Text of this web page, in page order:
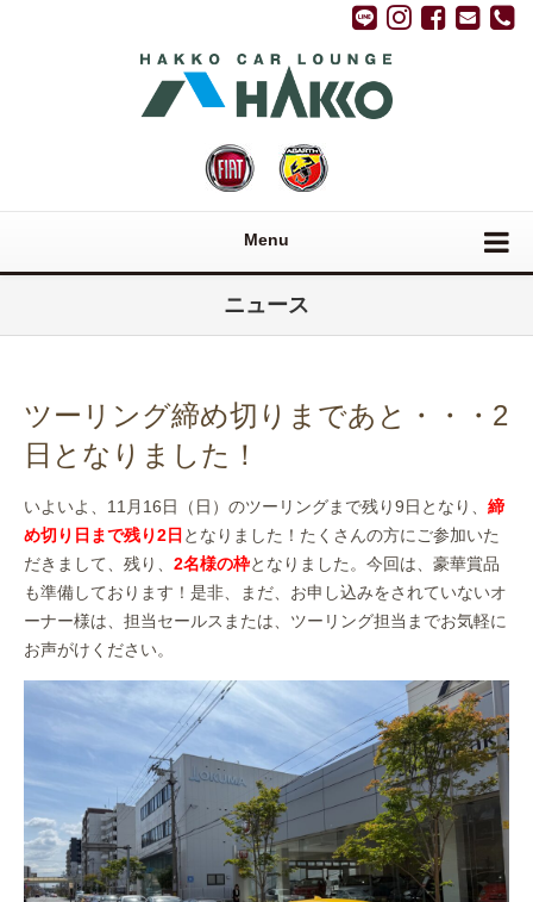
Menu
ニュース
ツーリング締め切りまであと・・・2
日となりました！
いよいよ、11月16日（日）のツーリングまで残り9日となり、 締
め切り日まで残り2日 となりました！たくさんの方にご参加いた
だきまして、残り、 2名様の枠となりました。今回は、豪華賞品
も準備しております！是非、まだ、お申し込みをされていないオ
ーナー様は、担当セールスまたは、ツーリング担当までお気軽に
お声がけください。